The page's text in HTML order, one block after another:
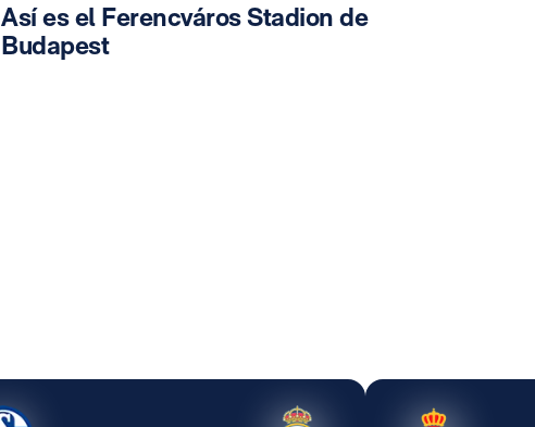
Así es el Ferencváros Stadion de
Budapest